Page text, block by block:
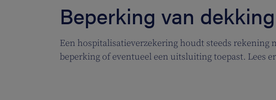
Beperking van dekking
Een hospitalisatieverzekering houdt steeds rekening
beperking of eventueel een uitsluiting toepast. Lees